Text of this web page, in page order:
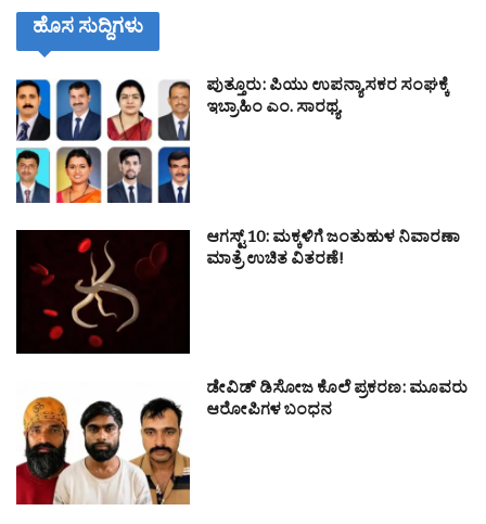
ಹೊಸ ಸುದ್ದಿಗಳು
ಪುತ್ತೂರು: ಪಿಯು ಉಪನ್ಯಾಸಕರ ಸಂಘಕ್ಕೆ
ಇಬ್ರಾಹಿಂ ಎಂ. ಸಾರಥ್ಯ
ಆಗಸ್ಟ್ 10: ಮಕ್ಕಳಿಗೆ ಜಂತುಹುಳ ನಿವಾರಣಾ
ಮಾತ್ರೆ ಉಚಿತ ವಿತರಣೆ!
ಡೇವಿಡ್ ಡಿಸೋಜ ಕೊಲೆ ಪ್ರಕರಣ: ಮೂವರು
ಆರೋಪಿಗಳ ಬಂಧನ